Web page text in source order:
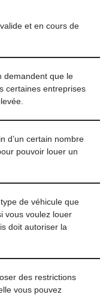
et en cours de
demandent que le
certaines entreprises
d’un certain nombre
pouvoir louer un
de véhicule que
vous voulez louer
doit autoriser la
des restrictions
vous pouvez